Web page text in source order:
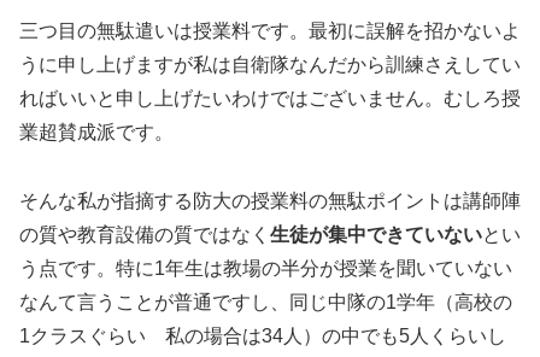
三つ目の無駄遣いは授業料です。最初に誤解を招かないよ
うに申し上げますが私は自衛隊なんだから訓練さえしてい
ればいいと申し上げたいわけではございません。むしろ授
業超賛成派です。
そんな私が指摘する防大の授業料の無駄ポイントは講師陣
の質や教育設備の質ではなく 生徒が集中できていないとい
う点です。特に1年生は教場の半分が授業を聞いていない
なんて言うことが普通ですし、同じ中隊の1学年（高校の
1クラスぐらい 私の場合は34人）の中でも5人くらいし